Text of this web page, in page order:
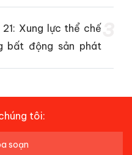
Xung lực thể chế
bất động sản phát
tôi:
soạn